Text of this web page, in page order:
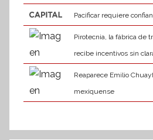
Pacificar requiere
Pirotecnia, la fábrica de
recibe incentivos sin
Reaparece Emilio
mexiquense